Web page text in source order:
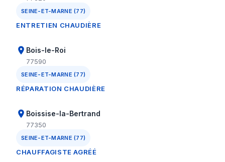
SEINE-ET-MARNE (77)
ENTRETIEN CHAUDIÈRE
Bois-le-Roi
77590
SEINE-ET-MARNE (77)
RÉPARATION CHAUDIÈRE
Boissise-la-Bertrand
77350
SEINE-ET-MARNE (77)
CHAUFFAGISTE AGRÉÉ